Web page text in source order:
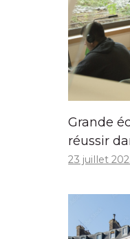
Grande
réussir
23 juillet